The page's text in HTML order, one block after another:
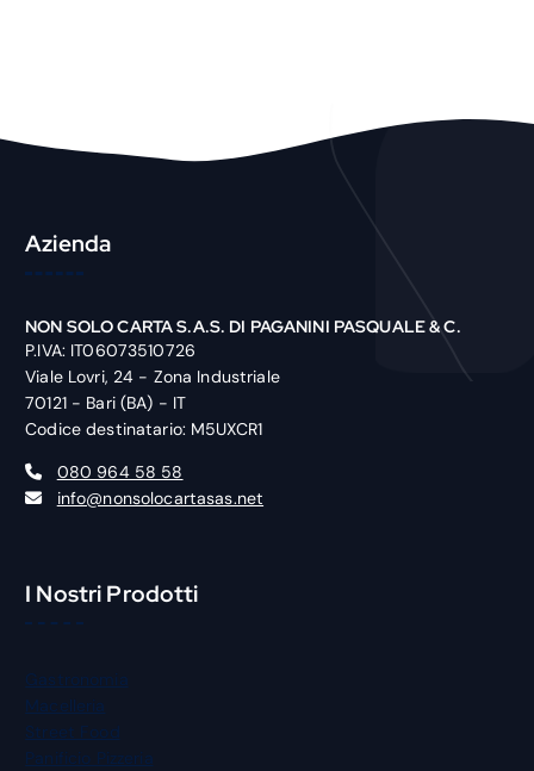
Azienda
NON SOLO CARTA S.A.S. DI PAGANINI PASQUALE & C.
P.IVA: IT06073510726
Viale Lovri, 24 - Zona Industriale
70121 - Bari (BA) - IT
Codice destinatario: M5UXCR1
080 964 58 58
info@nonsolocartasas.net
I Nostri Prodotti
Gastronomia
Macelleria
Street Food
Panificio Pizzeria